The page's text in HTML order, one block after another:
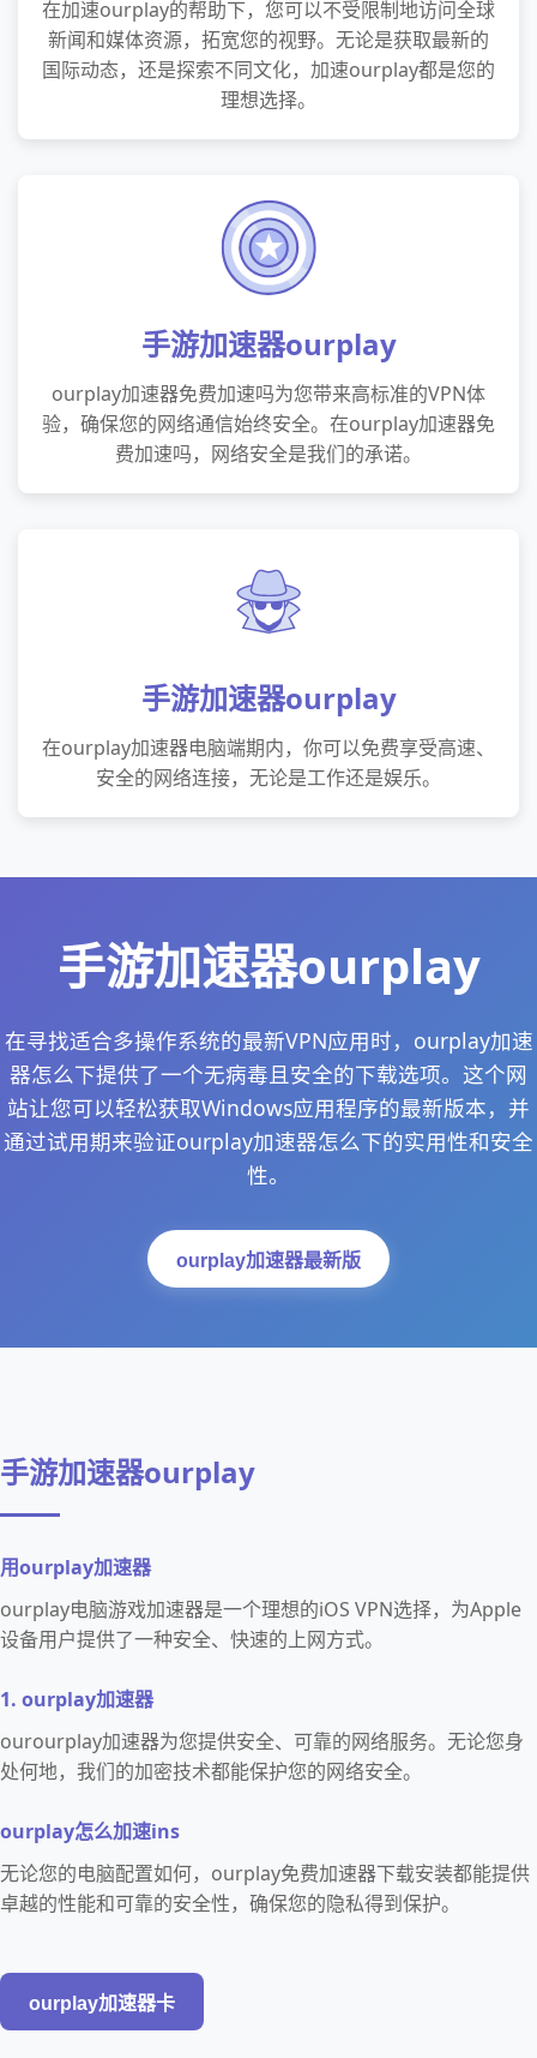
在加速ourplay的帮助下，您可以不受限制地访问全球
新闻和媒体资源，拓宽您的视野。无论是获取最新的
国际动态，还是探索不同文化，加速ourplay都是您的
理想选择。
手游加速器ourplay
ourplay加速器免费加速吗为您带来高标准的VPN体
验，确保您的网络通信始终安全。在ourplay加速器免
费加速吗，网络安全是我们的承诺。
手游加速器ourplay
在ourplay加速器电脑端期内，你可以免费享受高速、
安全的网络连接，无论是工作还是娱乐。
手游加速器ourplay
在寻找适合多操作系统的最新VPN应用时，ourplay加速
器怎么下提供了一个无病毒且安全的下载选项。这个网
站让您可以轻松获取Windows应用程序的最新版本，并
通过试用期来验证ourplay加速器怎么下的实用性和安全
性。
ourplay加速器最新版
手游加速器ourplay
用ourplay加速器
ourplay电脑游戏加速器是一个理想的iOS VPN选择，为Apple
设备用户提供了一种安全、快速的上网方式。
1. ourplay加速器
ourourplay加速器为您提供安全、可靠的网络服务。无论您身
处何地，我们的加密技术都能保护您的网络安全。
ourplay怎么加速ins
无论您的电脑配置如何，ourplay免费加速器下载安装都能提供
卓越的性能和可靠的安全性，确保您的隐私得到保护。
ourplay加速器卡